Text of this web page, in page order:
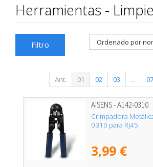
Herramientas -
Filtro
Ant. 01 02 03 ... 07
AISENS - A142-0310
Crimpadora
0310 para RJ45
3,99 €